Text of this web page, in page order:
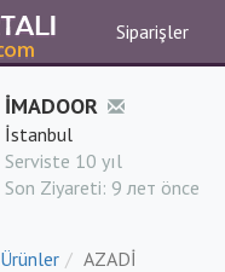
Siparişler
İMADOOR
İstanbul
Serviste 10 yıl
Son Ziyareti: 9 лет önce
Ürünler AZADİ